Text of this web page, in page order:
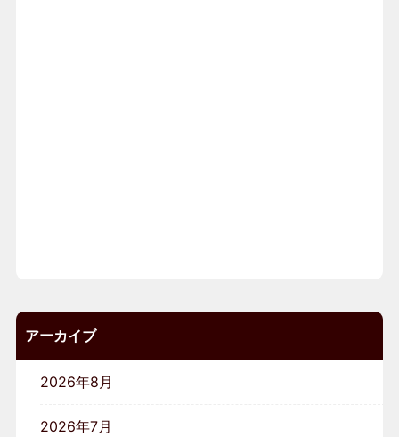
アーカイブ
2026年8月
2026年7月